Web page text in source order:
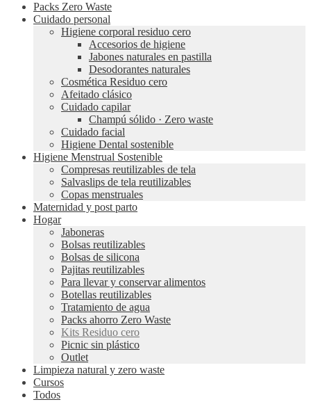
Packs Zero Waste
Cuidado personal
Higiene corporal residuo cero
Accesorios de higiene
Jabones naturales en pastilla
Desodorantes naturales
Cosmética Residuo cero
Afeitado clásico
Cuidado capilar
Champú sólido · Zero waste
Cuidado facial
Higiene Dental sostenible
Higiene Menstrual Sostenible
Compresas reutilizables de tela
Salvaslips de tela reutilizables
Copas menstruales
Maternidad y post parto
Hogar
Jaboneras
Bolsas reutilizables
Bolsas de silicona
Pajitas reutilizables
Para llevar y conservar alimentos
Botellas reutilizables
Tratamiento de agua
Packs ahorro Zero Waste
Kits Residuo cero
Picnic sin plástico
Outlet
Limpieza natural y zero waste
Cursos
Todos